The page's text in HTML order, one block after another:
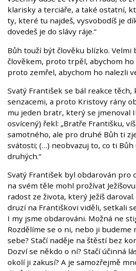
klarisky a terciáře, a také ostatní,
ty, které tu najdeš, vysvobodíš je
dovedeš je do slávy ráje.“
Bůh touží být člověku blízko. Velmi
člověkem, proto trpěl, abychom
proto zemřel, abychom ho nalezli
Svatý František se bál reakce těch,
senzacemi, a proto Kristovy rány
mu jeden bratr, který se jmenoval
osvícený) řekl: „Bratře Františku,
samotného, ale pro druhé Bůh ti
svátosti; (…) neobvazuj to, co ti
druhých.“
Svatý František byl obdarován pro
na svém těle mohl prožívat
radost ze života, který Ježíš
druzí na Františkovi viděli, setkali
I my jsme obdarováni. Možná ne
Rozdělíme se o ni, nebo ji budeme
sebe? Stačí naděje na štěstí bez
Dozví se někdo o ní? Stačí účinná
okolí ji zakusí? A je samozřejmě